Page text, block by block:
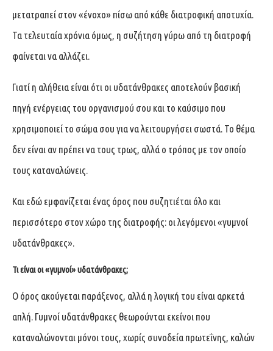
μετατραπεί στον «ένοχο» πίσω από κάθε διατροφική αποτυχία.
Τα τελευταία χρόνια όμως, η συζήτηση γύρω από τη διατροφή
φαίνεται να αλλάζει.
Γιατί η αλήθεια είναι ότι οι υδατάνθρακες αποτελούν βασική
πηγή ενέργειας του οργανισμού σου και το καύσιμο που
χρησιμοποιεί το σώμα σου για να λειτουργήσει σωστά. Το θέμα
δεν είναι αν πρέπει να τους τρως, αλλά ο τρόπος με τον οποίο
τους καταναλώνεις.
Και εδώ εμφανίζεται ένας όρος που συζητιέται όλο και
περισσότερο στον χώρο της διατροφής: οι λεγόμενοι «γυμνοί
υδατάνθρακες».
Τι είναι οι «γυμνοί» υδατάνθρακες;
Ο όρος ακούγεται παράξενος, αλλά η λογική του είναι αρκετά
απλή. Γυμνοί υδατάνθρακες θεωρούνται εκείνοι που
καταναλώνονται μόνοι τους, χωρίς συνοδεία πρωτεΐνης, καλών